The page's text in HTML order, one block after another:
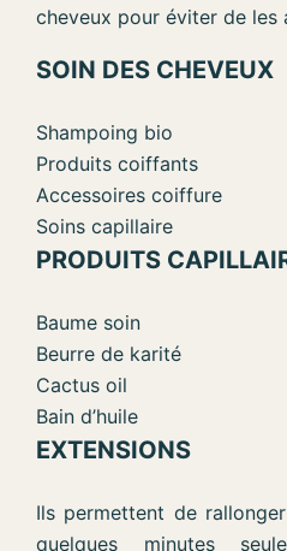
cheveux pour éviter de les
SOIN DES CHEVEUX
Shampoing bio
Produits coiffants
Accessoires coiffure
Soins capillaire
PRODUITS
Baume soin
Beurre de karité
Cactus oil
Bain d’huile
EXTENSIONS
Ils permettent de
quelques minutes